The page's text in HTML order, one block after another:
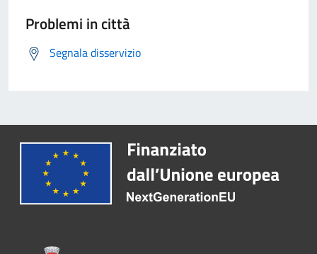
Problemi in città
Segnala disservizio